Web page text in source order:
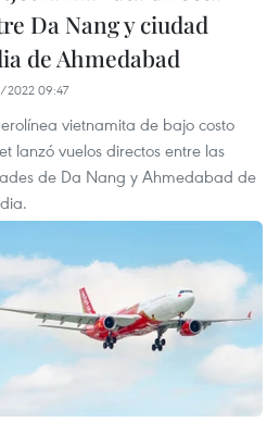
Da Nang y ciudad
de Ahmedabad
2022 09:47
vietnamita de bajo costo
lanzó vuelos directos entre las
de Da Nang y Ahmedabad de